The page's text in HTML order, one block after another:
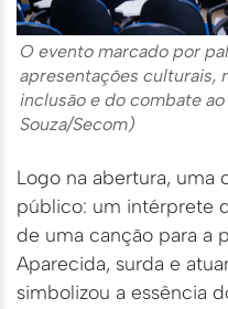
O evento marcado por
apresentações culturais,
inclusão e do combate
Souza/Secom)
Logo na abertura, uma
público: um intérprete
de uma canção para a
Aparecida, surda e
simbolizou a essência